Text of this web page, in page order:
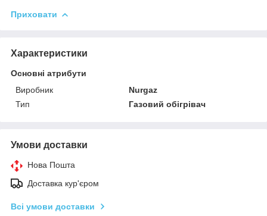
Приховати
Характеристики
Основні атрибути
Виробник
Nurgaz
Тип
Газовий обігрівач
Умови доставки
Нова Пошта
Доставка кур'єром
Всі умови доставки